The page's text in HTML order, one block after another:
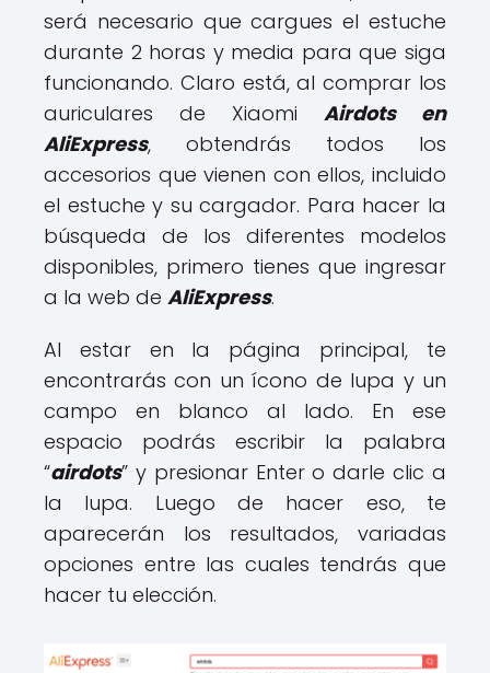
será necesario que cargues el estuche
durante 2 horas y media para que siga
funcionando. Claro está, al comprar los
auriculares de Xiaomi Airdots en
AliExpress, obtendrás todos los
accesorios que vienen con ellos, incluido
el estuche y su cargador. Para hacer la
búsqueda de los diferentes modelos
disponibles, primero tienes que ingresar
a la web de AliExpress.
Al estar en la página principal, te
encontrarás con un ícono de lupa y un
campo en blanco al lado. En ese
espacio podrás escribir la palabra
“airdots” y presionar Enter o darle clic a
la lupa. Luego de hacer eso, te
aparecerán los resultados, variadas
opciones entre las cuales tendrás que
hacer tu elección.